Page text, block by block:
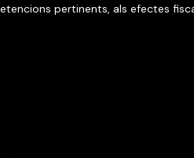
pertinents, als efectes